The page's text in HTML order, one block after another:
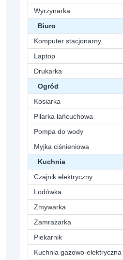
Wyrzynarka
Biuro
Komputer stacjonarny
Laptop
Drukarka
Ogród
Kosiarka
Pilarka łańcuchowa
Pompa do wody
Myjka ciśnieniowa
Kuchnia
Czajnik elektryczny
Lodówka
Zmywarka
Zamrażarka
Piekarnik
Kuchnia gazowo-elektryczna